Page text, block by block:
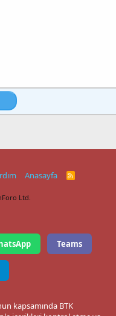
Anasayfa
R
Ltd.
Teams
kapsamında BTK